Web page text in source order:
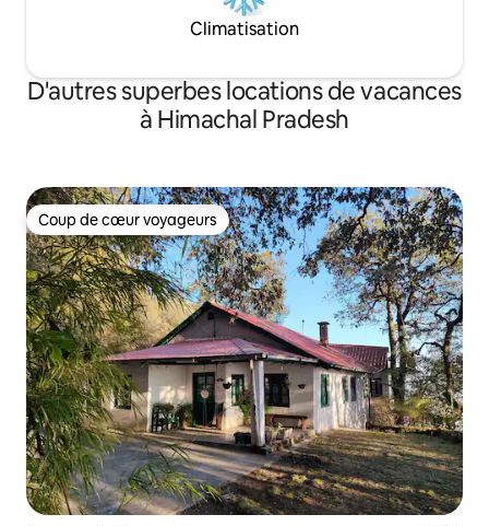
Climatisation
D'autres superbes locations de vacances
à Himachal Pradesh
Coup de cœur voyageurs
Coup de cœur voyageurs